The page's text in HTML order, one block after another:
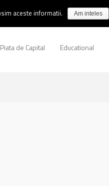
de Capital Educational
aceste informatii. Am inteles